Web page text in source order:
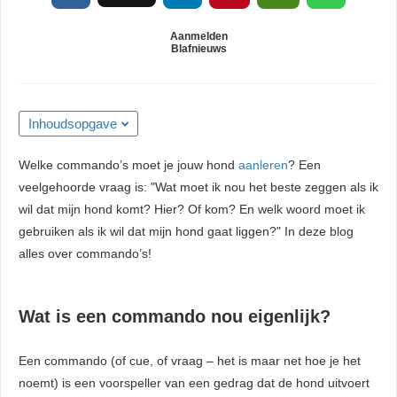
Aanmelden
Blafnieuws
Inhoudsopgave
Welke commando’s moet je jouw hond aanleren? Een
veelgehoorde vraag is: "Wat moet ik nou het beste zeggen als ik
wil dat mijn hond komt? Hier? Of kom? En welk woord moet ik
gebruiken als ik wil dat mijn hond gaat liggen?" In deze blog
alles over commando’s!
Wat is een commando nou eigenlijk?
Een commando (of cue, of vraag – het is maar net hoe je het
noemt) is een voorspeller van een gedrag dat de hond uitvoert
cookies
op de
te
de